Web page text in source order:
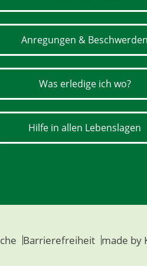
Anregungen & Beschwerden
Was erledige ich wo?
Hilfe in allen Lebenslagen
Barrierefreiheit made by